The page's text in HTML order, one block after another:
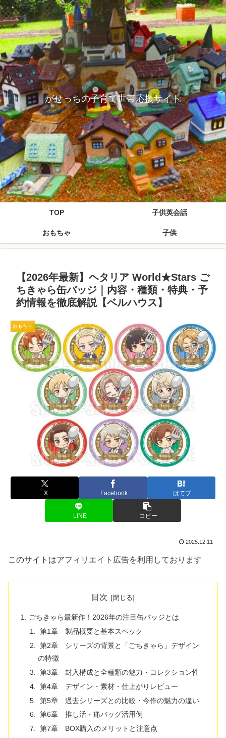
がせっちの子育て世帯応援サイト
TOP 子供英会話
おもちゃ 子供
【2026年最新】ヘタリア World★Stars ご
ちきゃら缶バッジ｜内容・種類・特典・予
約情報を徹底解説【ベルハウス】
おもちゃ
X Facebook はてブ
LINE コピー
2025.12.11
このサイトはアフィリエイト広告を利用しております
目次
ごちきゃら最新作！2026年の注目缶バッジとは
第1章 製品概要と基本スペック
第2章 シリーズの背景と「ごちきゃら」デザイン
の特徴
第3章 封入構成と全種類の魅力・コレクション性
第4章 デザイン・素材・仕上がりレビュー
第5章 過去シリーズとの比較・今作の魅力の違い
第6章 推し活・痛バッグ活用例
第7章 BOX購入のメリットと注意点